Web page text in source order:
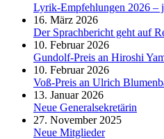
Lyrik-Empfehlungen 2026 –
16. März 2026
Der Sprachbericht geht auf
10. Februar 2026
Gundolf-Preis an Hiroshi
10. Februar 2026
Voß-Preis an Ulrich
13. Januar 2026
Neue Generalsekretärin
27. November 2025
Neue Mitglieder